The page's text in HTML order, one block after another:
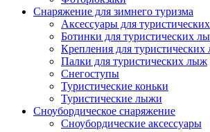
Снаряжение для зимнего туризма
Аксессуары для
Ботинки для туристических
Крепления для
Палки для туристических лыж
Снегоступы
Туристические коньки
Туристические лыжи
Сноубордическое снаряжение
Сноубордические аксессуары